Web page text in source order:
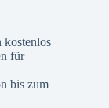
für
bis zum